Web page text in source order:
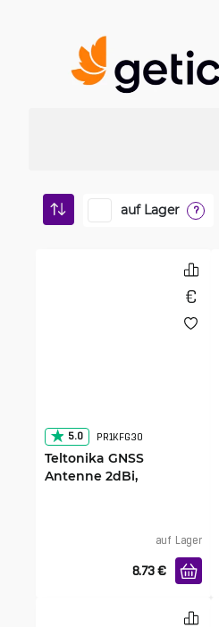
auf Lager ?
5.0 PR1KFG30
Teltonika GNSS
Antenne 2dBi,
auf Lager
8.73 €